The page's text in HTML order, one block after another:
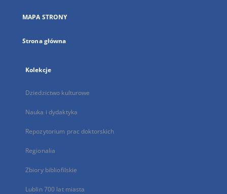
karcie
MAPA STRONY
Strona główna
Kolekcje
Dziedzictwo kulturowe
Nauka i dydaktyka
Repozytorium prac doktorskich
Regionalia
Zbiory bibliofilskie
Lublin 700 lat miasta